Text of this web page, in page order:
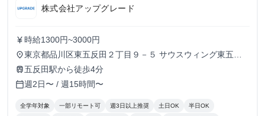
株式会社アップグレード
currency_yen 時給1300円~3000円
place東京都品川区東五反田２丁目９－５ サウスウィング東五反
田５階
train 五反田駅から徒歩4分
calendar_today週2日〜 / 週15時間〜
全学年対象 一部リモート可 週3日以上推奨 土日OK 半日OK